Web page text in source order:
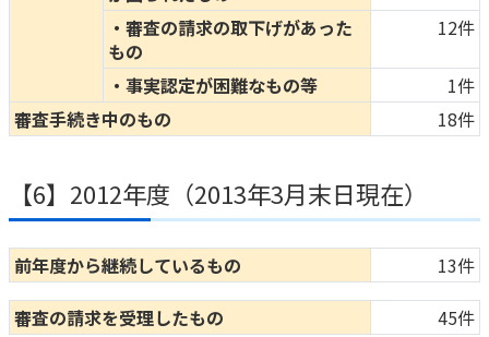
・審査の請求の取下げがあった
もの
12件
・事実認定が困難なもの等
1件
審査手続き中のもの
18件
【6】2012年度（2013年3月末日現在）
前年度から継続しているもの
13件
審査の請求を受理したもの
45件